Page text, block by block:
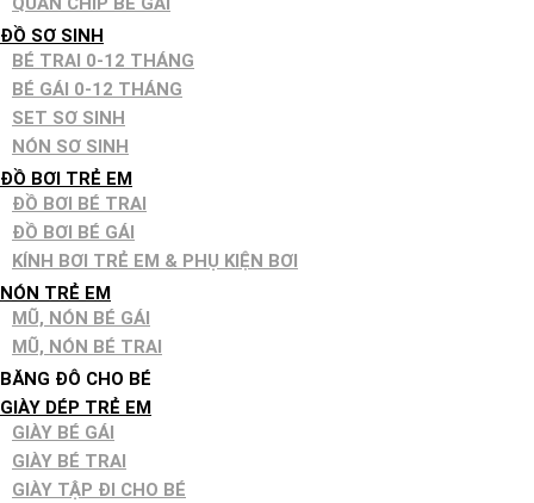
ĐỒ SƠ SINH
BÉ TRAI 0-12 THÁNG
BÉ GÁI 0-12 THÁNG
SET SƠ SINH
NÓN SƠ SINH
ĐỒ BƠI TRẺ EM
ĐỒ BƠI BÉ TRAI
ĐỒ BƠI BÉ GÁI
KÍNH BƠI TRẺ EM & PHỤ KIỆN BƠI
NÓN TRẺ EM
MŨ, NÓN BÉ GÁI
MŨ, NÓN BÉ TRAI
BĂNG ĐÔ CHO BÉ
GIÀY DÉP TRẺ EM
GIÀY BÉ GÁI
GIÀY BÉ TRAI
GIÀY TẬP ĐI CHO BÉ